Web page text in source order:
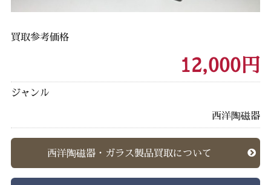
買取参考価格
12,000円
ジャンル
西洋陶磁器
西洋陶磁器・ガラス製品買取について